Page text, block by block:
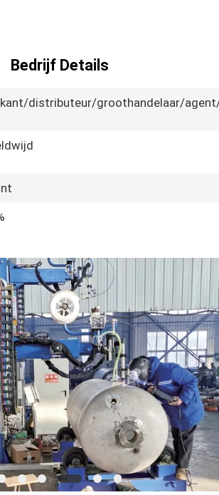
Bedrijf Details
distributeur/groothandelaar/